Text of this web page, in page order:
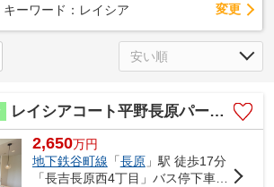
キーワード：レイシア 変更
レイシアコート平野長原パークサイトリッジ
2,650万円
地下鉄谷町線 「長原」駅 徒歩17分
「長吉長原西4丁目」バス停下車 徒歩3分